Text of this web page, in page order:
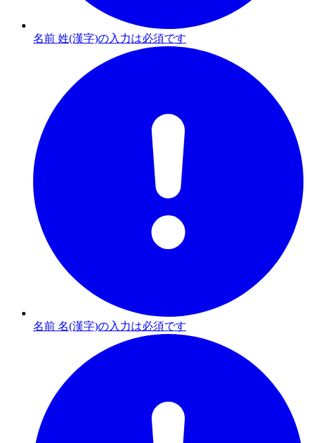
名前 姓(漢字)の入力は必須です
名前 名(漢字)の入力は必須です